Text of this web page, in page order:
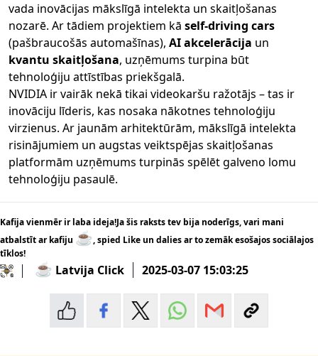
vada inovācijas mākslīgā intelekta un skaitļošanas
nozarē. Ar tādiem projektiem kā self-driving cars
(pašbraucošās automašīnas), AI akcelerācija un
kvantu skaitļošana, uzņēmums turpina būt
tehnoloģiju attīstības priekšgalā.
NVIDIA ir vairāk nekā tikai videokaršu ražotājs – tas ir
inovāciju līderis, kas nosaka nākotnes tehnoloģiju
virzienus. Ar jaunām arhitektūrām, mākslīgā intelekta
risinājumiem un augstas veiktspējas skaitļošanas
platformām uzņēmums turpinās spēlēt galveno lomu
tehnoloģiju pasaulē.
Kafija vienmēr ir laba ideja!Ja šis raksts tev bija noderīgs, vari mani
atbalstīt ar kafiju ☕, spied Like un dalies ar to zemāk esošajos sociālajos
tīklos!
☕ Latvija Click 2025-03-07 15:03:25